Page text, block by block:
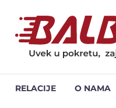
RELACIJE O NAMA